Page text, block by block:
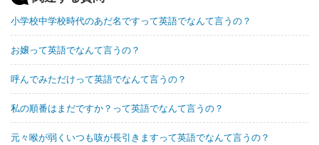
小学校中学校時代のあだ名ですって英語でなんて言うの？
お嬢って英語でなんて言うの？
呼んでみただけって英語でなんて言うの？
私の順番はまだですか？って英語でなんて言うの？
元々喉が弱くいつも咳が長引きますって英語でなんて言うの？